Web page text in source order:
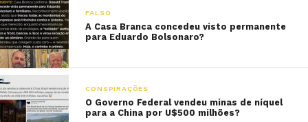
FALSO
A Casa Branca concedeu visto permanente
para Eduardo Bolsonaro?
CONSPIRAÇÕES
O Governo Federal vendeu minas de níquel
para a China por U$500 milhões?